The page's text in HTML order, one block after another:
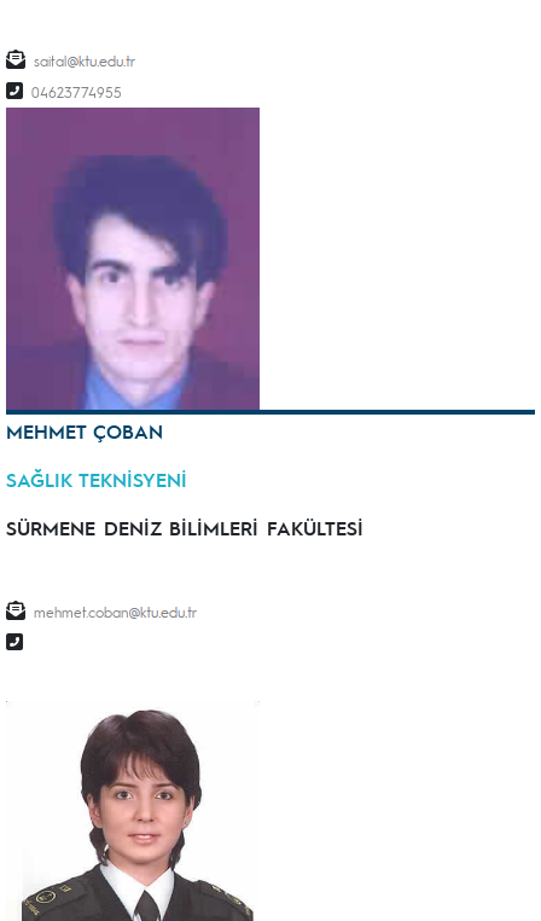
saital
04623774955
MEHMET ÇOBAN
SAĞLIK TEKNİSYENİ
SÜRMENE DENİZ BİLİMLERİ FAKÜLTESİ
mehmet.coban